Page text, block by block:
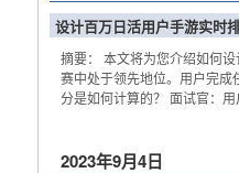
设计百万日活用户手游实时
摘要： 本文将为您介绍如何
赛中处于领先地位。用户完
分是如何计算的？ 面试官：
2023年9月4日